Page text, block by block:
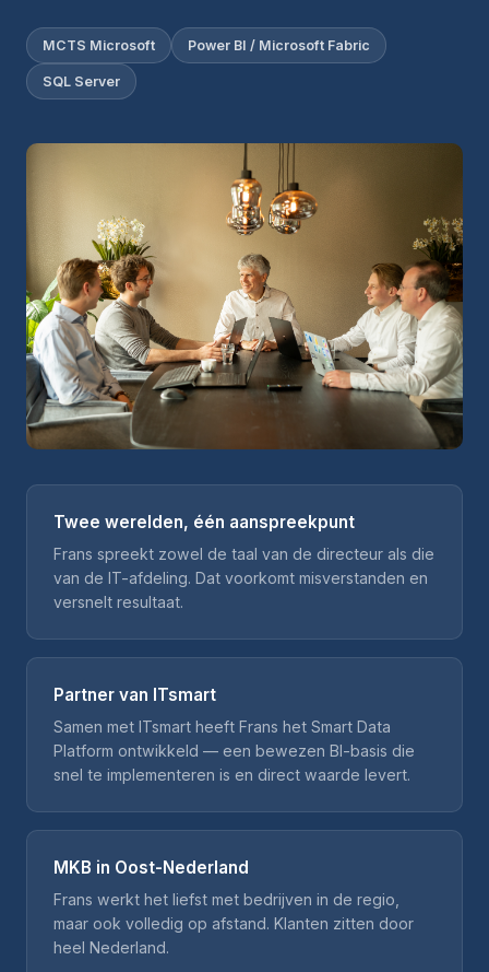
MCTS Microsoft Power BI / Microsoft Fabric
SQL Server
Twee werelden, één aanspreekpunt
Frans spreekt zowel de taal van de directeur als die
van de IT-afdeling. Dat voorkomt misverstanden en
versnelt resultaat.
Partner van ITsmart
Samen met ITsmart heeft Frans het Smart Data
Platform ontwikkeld — een bewezen BI-basis die
snel te implementeren is en direct waarde levert.
MKB in Oost-Nederland
Frans werkt het liefst met bedrijven in de regio,
maar ook volledig op afstand. Klanten zitten door
heel Nederland.